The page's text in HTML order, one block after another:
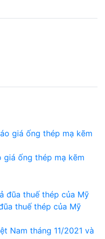
giá ống thép mạ kẽm
thuế thép của Mỹ